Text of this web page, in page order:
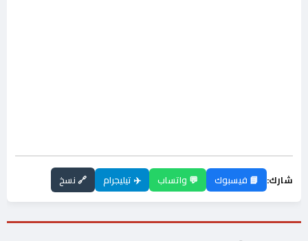
شارك: 📘 فيسبوك 💬 واتساب ✈️ تيليجرام 🔗 نسخ